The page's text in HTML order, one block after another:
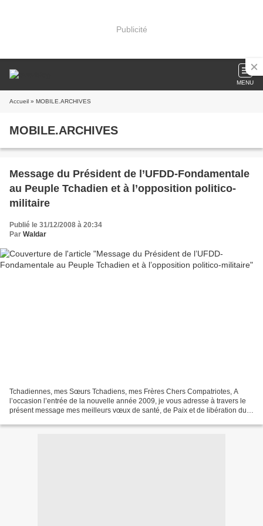
Publicité
MENU
Accueil » MOBILE.ARCHIVES
MOBILE.ARCHIVES
Message du Président de l’UFDD-Fondamentale
au Peuple Tchadien et à l’opposition politico-
militaire
Publié le 31/12/2008 à 20:34
Par Waldar
Tchadiennes, mes Sœurs Tchadiens, mes Frères Chers Compatriotes, A
l’occasion l’entrée de la nouvelle année 2009, je vous adresse à travers le
présent message mes meilleurs vœux de santé, de Paix et de libération du